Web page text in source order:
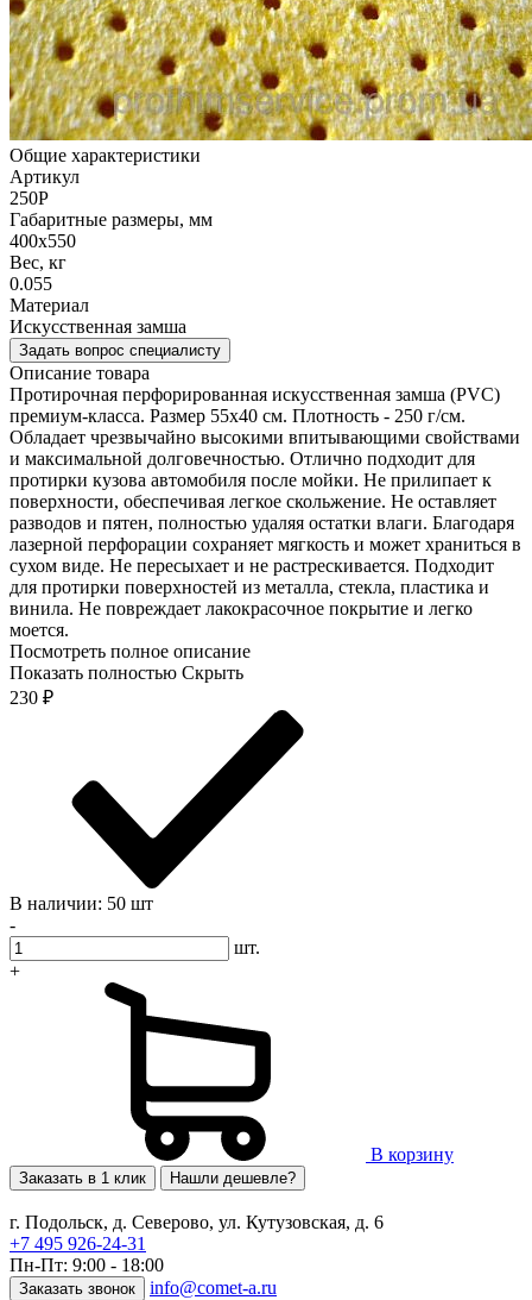
Общие характеристики
Артикул
250P
Габаритные размеры, мм
400х550
Вес, кг
0.055
Материал
Искусственная замша
Задать вопрос специалисту
Описание товара
Протирочная перфорированная искусственная замша (PVC)
премиум-класса. Размер 55х40 см. Плотность - 250 г/см.
Обладает чрезвычайно высокими впитывающими свойствами
и максимальной долговечностью. Отлично подходит для
протирки кузова автомобиля после мойки. Не прилипает к
поверхности, обеспечивая легкое скольжение. Не оставляет
разводов и пятен, полностью удаляя остатки влаги. Благодаря
лазерной перфорации сохраняет мягкость и может храниться в
сухом виде. Не пересыхает и не растрескивается. Подходит
для протирки поверхностей из металла, стекла, пластика и
винила. Не повреждает лакокрасочное покрытие и легко
моется.
Посмотреть полное описание
Показать полностью Скрыть
230 ₽
В наличии: 50 шт
-
шт.
+
В корзину
Заказать в 1 клик Нашли дешевле?
г. Подольск, д. Северово, ул. Кутузовская, д. 6
+7 495 926-24-31
Пн-Пт: 9:00 - 18:00
Заказать звонок info@comet-a.ru